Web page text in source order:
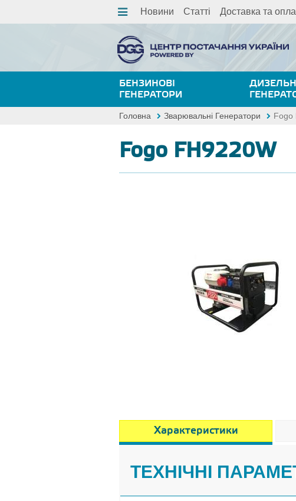
Новини Статті Доставка та
БЕНЗИНОВІ
ГЕНЕРАТОРИ
Головна Зварювальні Генератори Fogo
Fogo FH9220W
Характеристики
ТЕХНІЧНІ